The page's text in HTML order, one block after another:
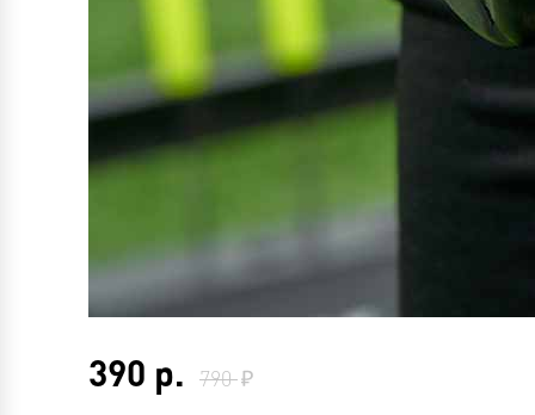
390 р. 790